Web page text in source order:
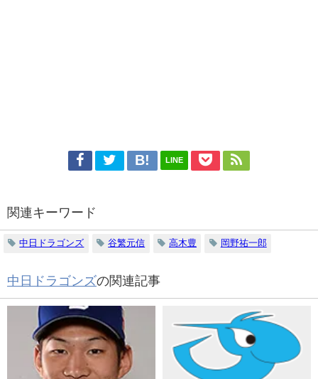
LINE
関連キーワード
中日ドラゴンズ 谷繁元信 高木豊 岡野祐一郎
中日ドラゴンズの関連記事